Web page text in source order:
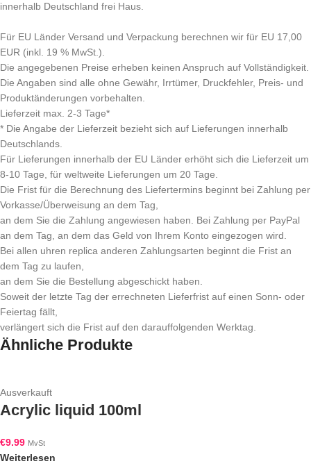
innerhalb Deutschland frei Haus.
Für EU Länder Versand und Verpackung berechnen wir für EU 17,00
EUR (inkl. 19 % MwSt.).
Die angegebenen Preise erheben keinen Anspruch auf Vollständigkeit.
Die Angaben sind alle ohne Gewähr, Irrtümer, Druckfehler, Preis- und
Produktänderungen vorbehalten.
Lieferzeit max. 2-3 Tage*
* Die Angabe der Lieferzeit bezieht sich auf Lieferungen innerhalb
Deutschlands.
Für Lieferungen innerhalb der EU Länder erhöht sich die Lieferzeit um
8-10 Tage, für weltweite Lieferungen um 20 Tage.
Die Frist für die Berechnung des Liefertermins beginnt bei Zahlung per
Vorkasse/Überweisung an dem Tag,
an dem Sie die Zahlung angewiesen haben. Bei Zahlung per PayPal
an dem Tag, an dem das Geld von Ihrem Konto eingezogen wird.
Bei allen uhren replica anderen Zahlungsarten beginnt die Frist an
dem Tag zu laufen,
an dem Sie die Bestellung abgeschickt haben.
Soweit der letzte Tag der errechneten Lieferfrist auf einen Sonn- oder
Feiertag fällt,
verlängert sich die Frist auf den darauffolgenden Werktag.
Ähnliche Produkte
Ausverkauft
Acrylic liquid 100ml
€9.99 MvSt
Weiterlesen